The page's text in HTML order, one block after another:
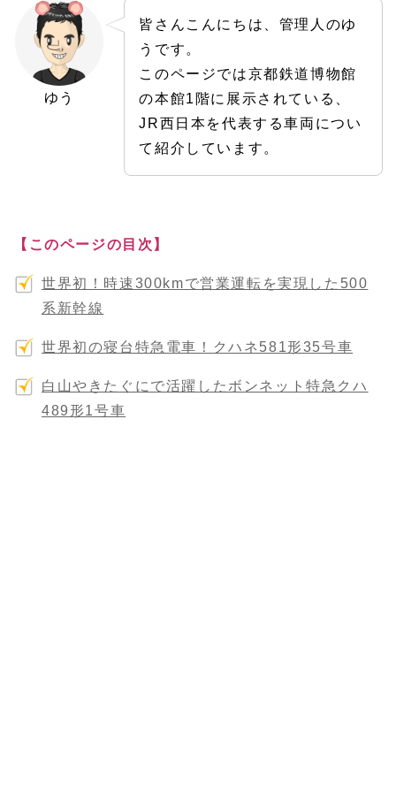
ゆう
皆さんこんにちは、管理人のゆ
うです。
このページでは京都鉄道博物館
の本館1階に展示されている、
JR西日本を代表する車両につい
て紹介しています。
【このページの目次】
世界初！時速300kmで営業運転を実現した500
系新幹線
世界初の寝台特急電車！クハネ581形35号車
白山やきたぐにで活躍したボンネット特急クハ
489形1号車